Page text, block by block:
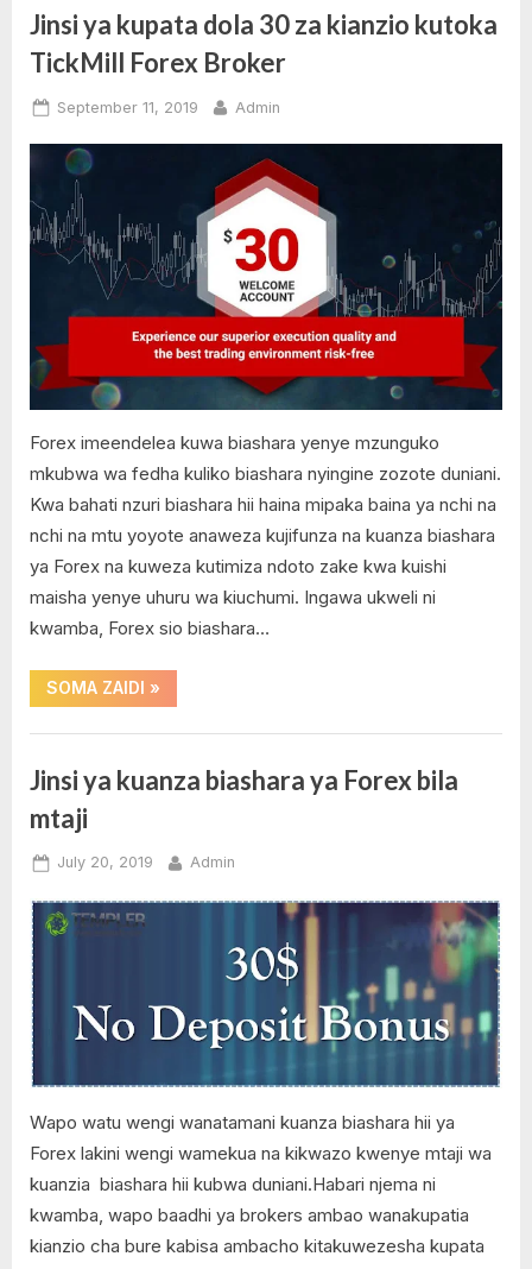
order
ya
kwa
MT4”
Forex
kwa
kiswahili
Jifunze
Forex
Meta
Trader
4
TemplerFx
Jinsi ya kupata dola 30 za kianzio kutoka
TickMill Forex Broker
Posted
September 11, 2019 By
Admin
dola
30
za
kianzio
TickMill
Broker
Forex imeendelea kuwa biashara yenye mzunguko
mkubwa wa fedha kuliko biashara nyingine zozote duniani.
Kwa bahati nzuri biashara hii haina mipaka baina ya nchi na
nchi na mtu yoyote anaweza kujifunza na kuanza biashara
ya Forex na kuweza kutimiza ndoto zake kwa kuishi
maisha yenye uhuru wa kiuchumi. Ingawa ukweli ni
kwamba, Forex sio biashara…
SOMA ZAIDI “Jinsi
ya
dola
kianzio
Broker”
»
Free
30
USD
M-
Pesa
,
TickMill
Jinsi ya kuanza biashara ya Forex bila
mtaji
Posted
July 20, 2019 By
Admin
Commentson
kuanza
biashara
ya
mtaji
Wapo watu wengi wanatamani kuanza biashara hii ya
Forex lakini wengi wamekua na kikwazo kwenye mtaji wa
kuanzia biashara hii kubwa duniani.Habari njema ni
kwamba, wapo baadhi ya brokers ambao wanakupatia
kianzio cha bure kabisa ambacho kitakuwezesha kupata